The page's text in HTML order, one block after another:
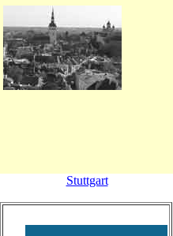
Stuttgart